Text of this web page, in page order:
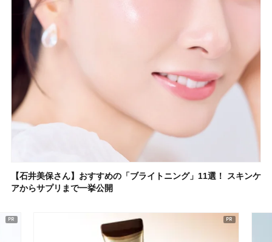
【石井美保さん】おすすめの「ブライトニング」11選！ スキンケ
アからサプリまで一挙公開